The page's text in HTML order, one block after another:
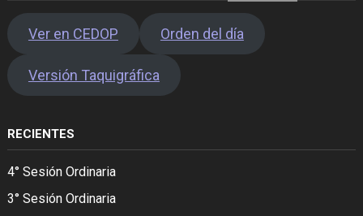
Ver en CEDOP Orden del día
Versión Taquigráfica
RECIENTES
4° Sesión Ordinaria
3° Sesión Ordinaria